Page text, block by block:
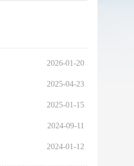
2026-01-20
2025-04-23
2025-01-15
2024-09-11
2024-01-12